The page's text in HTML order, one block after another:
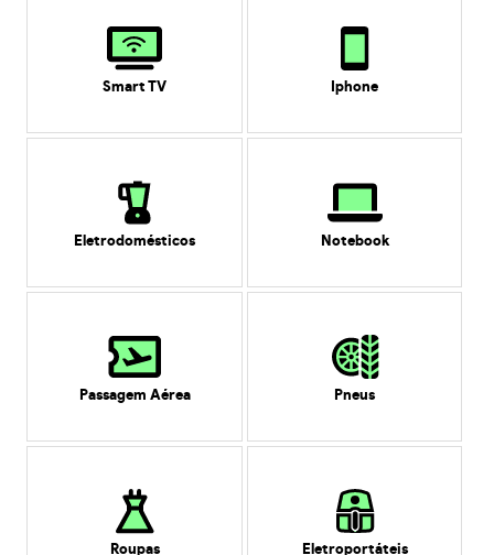
Smart TV Iphone
Eletrodomésticos Notebook
Passagem Aérea Pneus
Roupas Eletroportáteis